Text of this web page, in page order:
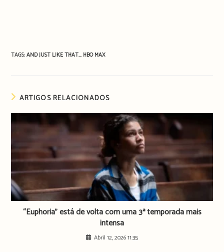
TAGS:AND JUST LIKE THAT... HBO MAX
ARTIGOS RELACIONADOS
“Euphoria” está de volta com uma 3ª temporada mais
intensa
Abril 12, 2026 11:35